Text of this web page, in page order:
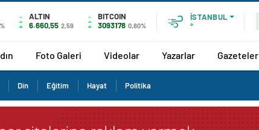
ALTIN
6.660,55 2,59
BITCOIN
3093178 0,80%
İSTANBUL
°
Foto Galeri Videolar Yazarlar Gazeteler
Din Eğitim Hayat Politika